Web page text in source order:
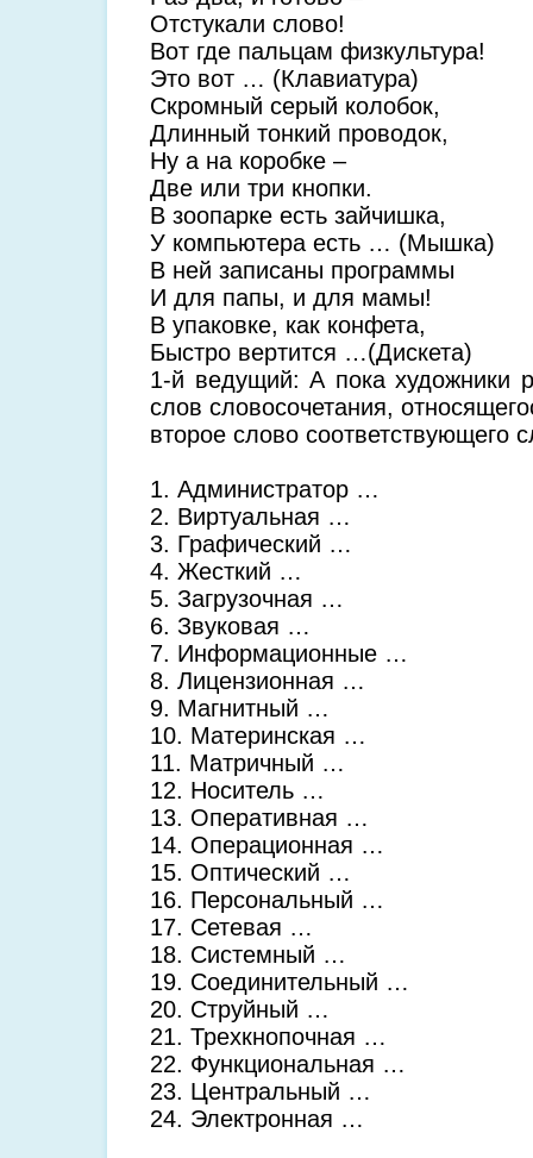
Отстукали слово!
Вот где пальцам физкультура!
Это вот … (Клавиатура)
Скромный серый колобок,
Длинный тонкий проводок,
Ну а на коробке –
Две или три кнопки.
В зоопарке есть зайчишка,
У компьютера есть … (Мышка)
В ней записаны программы
И для папы, и для мамы!
В упаковке, как конфета,
Быстро вертится …(Дискета)
1-й ведущий: А пока художники
слов словосочетания,
второе слово соответствующего
1. Администратор …
2. Виртуальная …
3. Графический …
4. Жесткий …
5. Загрузочная …
6. Звуковая …
7. Информационные …
8. Лицензионная …
9. Магнитный …
10. Материнская …
11. Матричный …
12. Носитель …
13. Оперативная …
14. Операционная …
15. Оптический …
16. Персональный …
17. Сетевая …
18. Системный …
19. Соединительный …
20. Струйный …
21. Трехкнопочная …
22. Функциональная …
23. Центральный …
24. Электронная …